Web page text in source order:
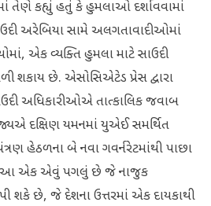
તેણે કહ્યું હતું કે હુમલાઓ દર્શાવવામાં
અરેબિયા સામે અલગતાવાદીઓમાં
એક વ્યક્તિ હુમલા માટે સાઉદી
શકાય છે. એસોસિએટેડ પ્રેસ દ્વારા
અધિકારીઓએ તાત્કાલિક જવાબ
દક્ષિણ યમનમાં યુએઈ સમર્થિત
હેઠળના બે નવા ગવર્નરેટમાંથી પાછા
આ એક એવું પગલું છે જે નાજુક
શકે છે, જે દેશના ઉત્તરમાં એક દાયકાથી